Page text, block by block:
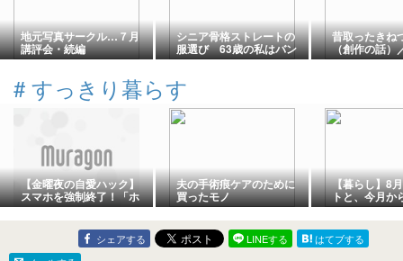
地元写真サークル…７月
講評会・続編
シニア骨格ストレートの
服選び 63歳の私はバン
ドカラー・オーバーサイ
昔取ったきね
（創作の話）
んと晩ごはん
# すっきり暮らす
【金曜夜の自愛ハック】
スマホを強制終了！「ホ
ットアイマスク」で1週間
の疲れをゆるめる夜💤✨
夫の手術痕ケアのために
買ったモノ
【暮らし】8
トと、今月か
こと
シェアする LINEする
はてブする